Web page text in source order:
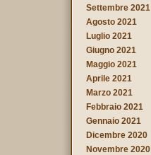
Settembre 2021
Agosto 2021
Luglio 2021
Giugno 2021
Maggio 2021
Aprile 2021
Marzo 2021
Febbraio 2021
Gennaio 2021
Dicembre 2020
Novembre 2020